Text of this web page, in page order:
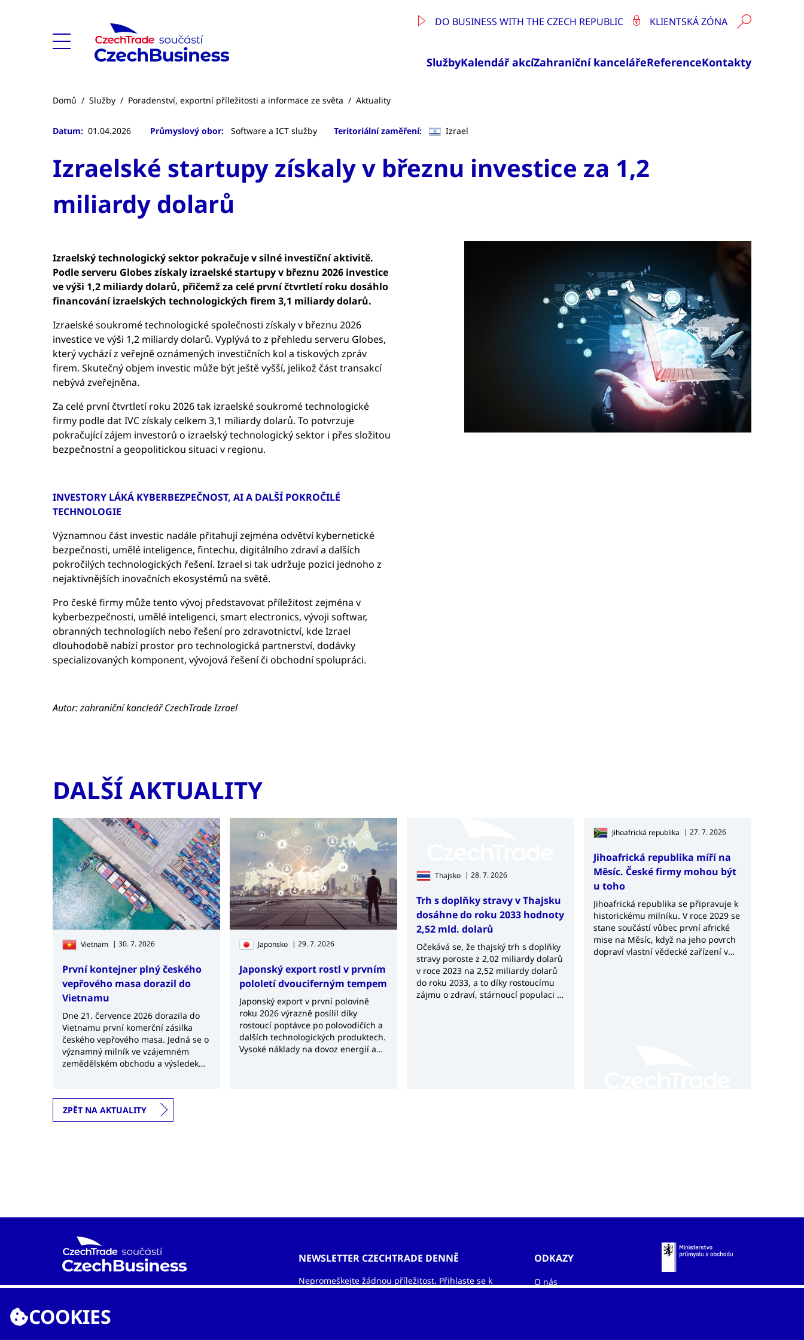
DO BUSINESS WITH THE CZECH REPUBLIC KLIENTSKÁ ZÓNA
SlužbyKalendář akcíZahraniční kancelářeReferenceKontakty
Domů / Služby / Poradenství, exportní příležitosti a informace ze světa / Aktuality
Datum: 01.04.2026 Průmyslový obor: Software a ICT služby Teritoriální zaměření: Izrael
Izraelské startupy získaly v březnu investice za 1,2
miliardy dolarů
Izraelský technologický sektor pokračuje v silné investiční aktivitě.
Podle serveru Globes získaly izraelské startupy v březnu 2026 investice
ve výši 1,2 miliardy dolarů, přičemž za celé první čtvrtletí roku dosáhlo
financování izraelských technologických firem 3,1 miliardy dolarů.
Izraelské soukromé technologické společnosti získaly v březnu 2026
investice ve výši 1,2 miliardy dolarů. Vyplývá to z přehledu serveru Globes,
který vychází z veřejně oznámených investičních kol a tiskových zpráv
firem. Skutečný objem investic může být ještě vyšší, jelikož část transakcí
nebývá zveřejněna.
Za celé první čtvrtletí roku 2026 tak izraelské soukromé technologické
firmy podle dat IVC získaly celkem 3,1 miliardy dolarů. To potvrzuje
pokračující zájem investorů o izraelský technologický sektor i přes složitou
bezpečnostní a geopolitickou situaci v regionu.
INVESTORY LÁKÁ KYBERBEZPEČNOST, AI A DALŠÍ POKROČILÉ
TECHNOLOGIE
Významnou část investic nadále přitahují zejména odvětví kybernetické
bezpečnosti, umělé inteligence, fintechu, digitálního zdraví a dalších
pokročilých technologických řešení. Izrael si tak udržuje pozici jednoho z
nejaktivnějších inovačních ekosystémů na světě.
Pro české firmy může tento vývoj představovat příležitost zejména v
kyberbezpečnosti, umělé inteligenci, smart electronics, vývoji softwar,
obranných technologiích nebo řešení pro zdravotnictví, kde Izrael
dlouhodobě nabízí prostor pro technologická partnerství, dodávky
specializovaných komponent, vývojová řešení či obchodní spolupráci.
Autor: zahraniční kancleář CzechTrade Izrael
DALŠÍ AKTUALITY
Vietnam | 30. 7. 2026
První kontejner plný českého
vepřového masa dorazil do
Vietnamu
Dne 21. července 2026 dorazila do
Vietnamu první komerční zásilka
českého vepřového masa. Jedná se o
významný milník ve vzájemném
zemědělském obchodu a výsledek
Japonsko | 29. 7. 2026
Japonský export rostl v prvním
pololetí dvouciferným tempem
Japonský export v první polovině
roku 2026 výrazně posílil díky
rostoucí poptávce po polovodičích a
dalších technologických produktech.
Vysoké náklady na dovoz energií a
Thajsko | 28. 7. 2026
Trh s doplňky stravy v Thajsku
dosáhne do roku 2033 hodnoty
2,52 mld. dolarů
Očekává se, že thajský trh s doplňky
stravy poroste z 2,02 miliardy dolarů
v roce 2023 na 2,52 miliardy dolarů
do roku 2033, a to díky rostoucímu
zájmu o zdraví, stárnoucí populaci a
Jihoafrická republika | 27. 7. 2026
Jihoafrická republika míří na
Měsíc. České firmy mohou být
u toho
Jihoafrická republika se připravuje k
historickému milníku. V roce 2029 se
stane součástí vůbec první africké
mise na Měsíc, když na jeho povrch
dopraví vlastní vědecké zařízení v
ZPĚT NA AKTUALITY
průmyslu a obchodu s cílem rozvíjet mezinárodní
obchod a vzájemnou spolupráci mezi českými a
NEWSLETTER CZECHTRADE DENNĚ
Nepromeškejte žádnou příležitost. Přihlaste se k
ODKAZY
O nás
COOKIES